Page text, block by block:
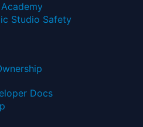
Academy
Studio Safety
Docs